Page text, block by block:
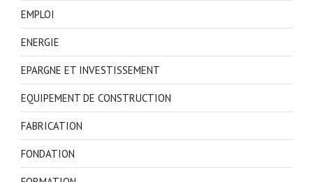
EMPLOI
ENERGIE
EPARGNE ET INVESTISSEMENT
EQUIPEMENT DE CONSTRUCTION
FABRICATION
FONDATION